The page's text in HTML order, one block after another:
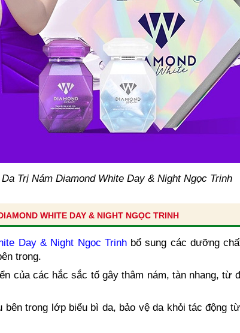
Trị Nám Diamond White Day & Night Ngọc Trinh
WHITE DAY & NIGHT NGỌC TRINH
Day & Night Ngọc Trinhbổ sung các dưỡng
trong.
của các hắc sắc tố gây thâm nám, tàn nhang, từ
bên trong lớp biểu bì da, bảo vệ da khỏi tác động